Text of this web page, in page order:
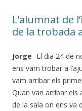
L’alumnat de
de la trobada
Jorge -El dia 24 de
ens vam trobar a
vam arribar els
Quan van arribar els
de la sala on ens va